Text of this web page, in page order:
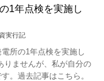
1年点検を実施し
実行記
所の1年点検を実施し
りませんが、私が自分の
。過去記事はこちら。